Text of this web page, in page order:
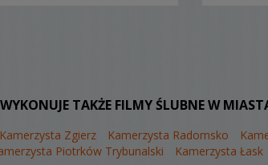
TAKŻE FILMY ŚLUBNE W
Kamerzysta Zgierz Kamerzysta Radomsko
Piotrków Trybunalski Kamerzysta Łask